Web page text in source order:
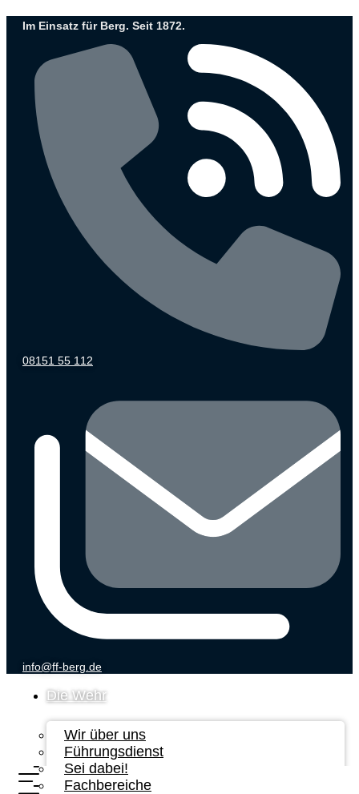
InhaltIm Einsatz für Berg. Seit 1872.
08151 55 112
info@ff-berg.de
Die Wehr
Wir über uns
Führungsdienst
Sei dabei!
Fachbereiche